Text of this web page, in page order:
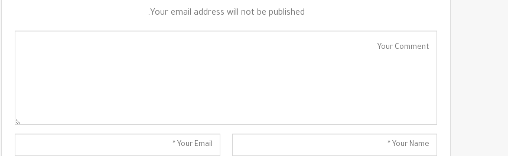
Your email address will not be published.